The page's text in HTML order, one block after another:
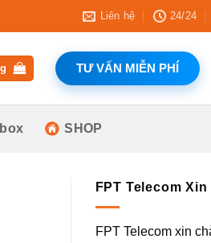
Liên hệ 24/24
TƯ VẤN MIỄN PHÍ
SHOP
FPT Telecom
FPT Telecom xin